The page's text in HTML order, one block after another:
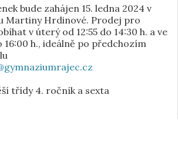
bude zahájen 15. ledna 2024 v
Martiny Hrdinové. Prodej pro
v úterý od 12:55 do 14:30 h. a ve
16:00 h., ideálně po předchozím
třídy 4. ročník a sexta